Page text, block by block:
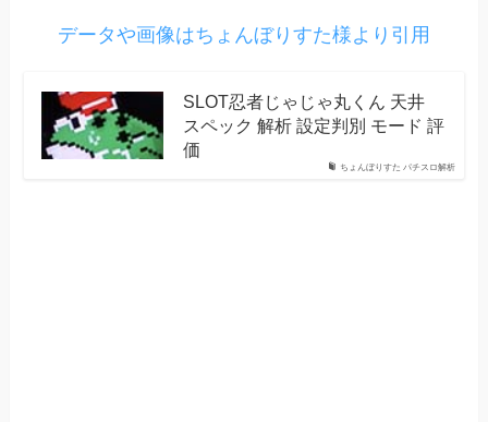
データや画像はちょんぼりすた様より引用
ちょんぼりすた パチスロ解析
SLOT忍者じゃじゃ丸くん 天井
スペック 解析 設定判別 モード 評
価